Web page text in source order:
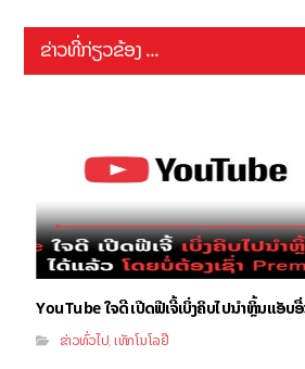
ຂ່າວທີ່ກ່ຽວຂ້ອງ ...
YouTube ໃຈດີ ເປີດຟີເຈີ້ເບິ່ງຄິບໄປນຳຫຼິ້ນແອັ
ຂ່າວທົ່ວໄປ,ເທັກໂນໂລຢີ